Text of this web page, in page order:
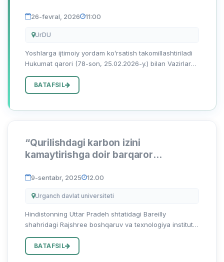
26-fevral, 2026 11:00
UrDU
Yoshlarga ijtimoiy yordam koʻrsatish takomillashtiriladi
Hukumat qarori (78-son, 25.02.2026-y.) bilan Vazirlar
oʻzgartirish va qoʻshimchalar kiritildi. Unga koʻra, “Yos...
BATAFSIL
“Qurilishdagi karbon izini
kamaytirishga doir barqaror
konferensiya
9-sentabr, 2025 12.00
Urganch davlat universiteti
Hindistonning Uttar Pradeh shtatidagi Bareilly
shahridagi Rajshree boshqaruv va texnologiya instituti
ikki kunlik “Qurilishdagi karbon izini kamaytirishga doir
barq...
BATAFSIL